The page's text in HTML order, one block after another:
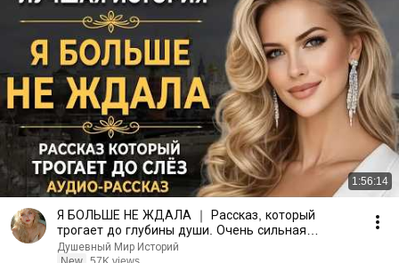
1:56:14
Я БОЛЬШЕ НЕ ЖДАЛА ｜ Рассказ, который
трогает до глубины души. Очень сильная
история ｜ Аудио рассказ
Душевный Мир Историй